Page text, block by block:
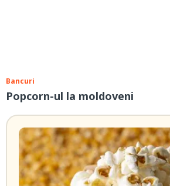
Bancuri
Popcorn-ul la moldoveni